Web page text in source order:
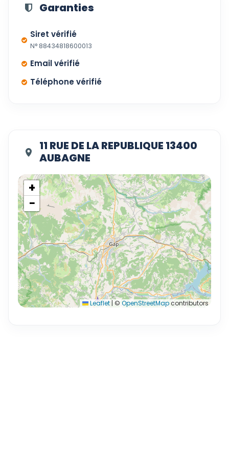
Garanties
Siret vérifié
N° 88434818600013
Email vérifié
Téléphone vérifié
11 RUE DE LA REPUBLIQUE 13400
AUBAGNE
+
−
Leaflet | © OpenStreetMapcontributors